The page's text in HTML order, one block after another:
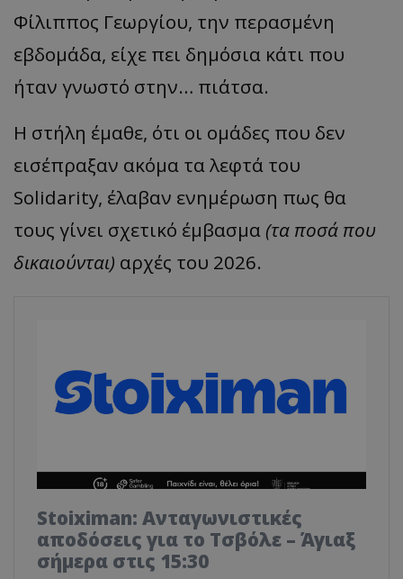
Φίλιππος Γεωργίου, την περασμένη
εβδομάδα, είχε πει δημόσια κάτι που
ήταν γνωστό στην… πιάτσα.
Η στήλη έμαθε, ότι οι ομάδες που δεν
εισέπραξαν ακόμα τα λεφτά του
Solidarity, έλαβαν ενημέρωση πως θα
τους γίνει σχετικό έμβασμα (τα ποσά που
δικαιούνται) αρχές του 2026.
Stoiximan: Ανταγωνιστικές
αποδόσεις για το Τσβόλε – Άγιαξ
σήμερα στις 15:30